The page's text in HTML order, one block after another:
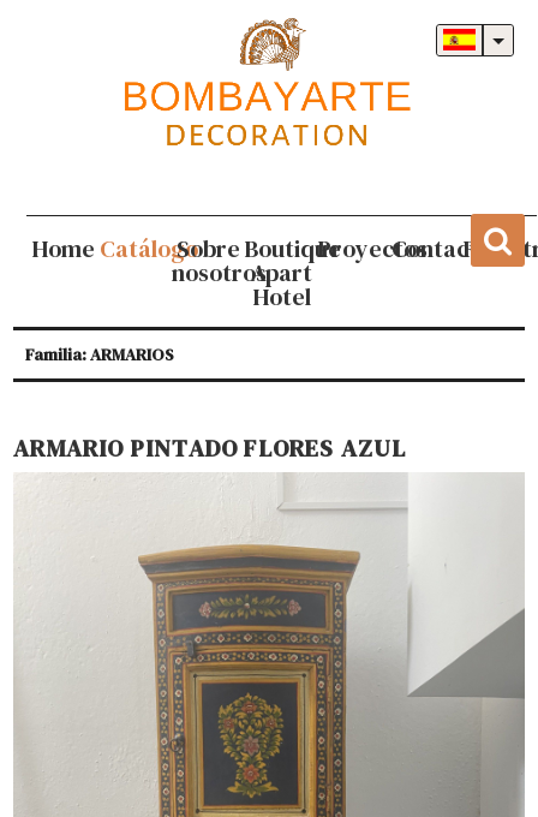
Home CatálogoSobre
nosotros
Boutique
Apart
Hotel
ProyectosContacto
Familia: ARMARIOS
ARMARIO PINTADO FLORES AZUL